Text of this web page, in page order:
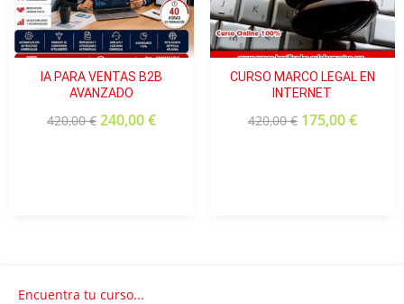
IA PARA VENTAS B2B
AVANZADO
420,00€ 240,00€
CURSO MARCO LEGAL EN
INTERNET
420,00€ 175,00€
Encuentra tu curso...